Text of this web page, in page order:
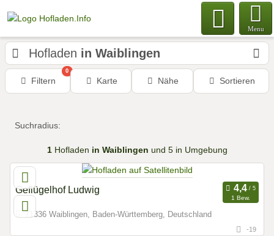
Menu
Hofladen in Waiblingen
Filtern
0
Karte Nähe Sortieren
Suchradius:
1Hofladen in Waiblingen und 5 in Umgebung
Geflügelhof Ludwig
1 Bew.
71336 Waiblingen, Baden-Württemberg, Deutschland
-19